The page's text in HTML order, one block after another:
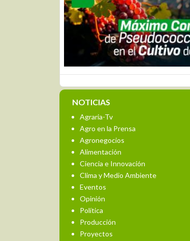
NOTICIAS
Agraria-Tv
Agro en la Prensa
Agronegocios
Alimentación
Ciencia e Innovación
Clima y Medio Ambiente
Eventos
Opinión
Política
Producción
Proyectos